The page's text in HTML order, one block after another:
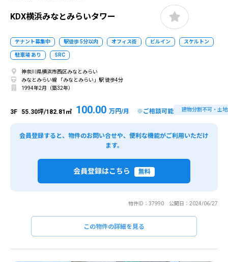
KDX横浜みなとみらいタワー
テナント募集中 駅徒歩 5分以内 オフィス街 ビルイン スケルトン
駐車場 あり SRC
神奈川県横浜市西区みなとみらい
みなとみらい線 「みなとみらい」駅 徒歩4分
1994年2月（築32年）
3F 55.30坪/182.81㎡ 100.00 万円/月 ※ご相談可能 建物分割不可・土
会員登録すると、物件のお問い合せや、便利な機能がご利用いただけ
ます。
会員登録はこちら 無料
物件ID：37990 公開日：2024/06/27
この物件の詳細を見る